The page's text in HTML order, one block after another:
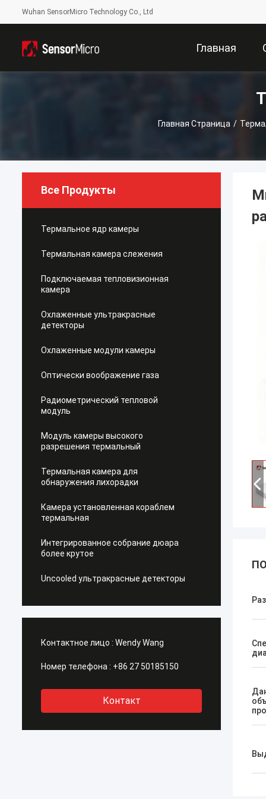
Wuhan SensorMicro Technology Co., Ltd
Главная
Главная Страница /
Все Продукты
Термальное ядр камеры
Термальная камера слежения
Подключаемая тепловизионная
камера
Охлаженные ультракрасные
детекторы
Охлаженные модули камеры
Оптически воображение газа
Радиометрический тепловой
модуль
Модуль камеры высокого
разрешения термальный
Термальная камера для
обнаружения лихорадки
Камера установленная кораблем
термальная
Интегрированное собрание дюара
более крутое
Uncooled ультракрасные детекторы
Контактное лицо : Wendy Wang
Номер телефона : +86 27 50185150
Контакт